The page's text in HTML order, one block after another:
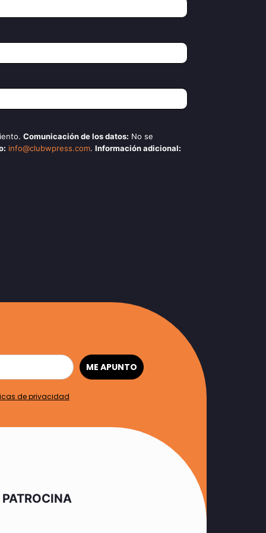
Comunicación de los datos: No se
info@clubwpress.com. Información adicional:
ME APUNTO
de privacidad
PATROCINA